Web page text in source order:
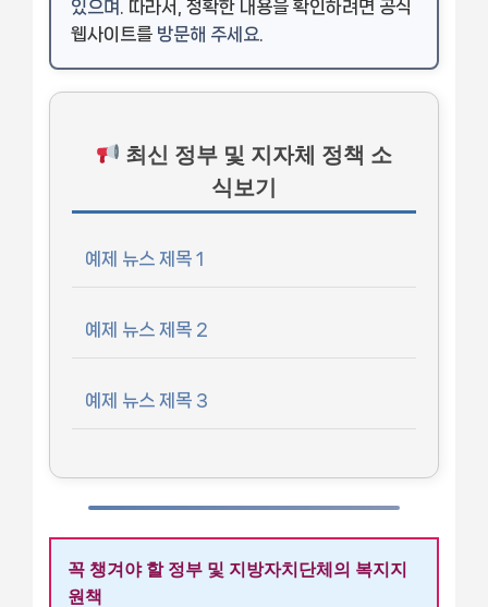
있으며
. 따라서, 정확한 내용을 확인하려면 공식
웹사이트를 방문해 주세요
최신 정부 및 지자체 정책 소
식보기
예제 뉴스 제목 1
예제 뉴스 제목 2
예제 뉴스 제목 3
꼭 챙겨야 할 정부 및 지방자치단체의 복지지
원책